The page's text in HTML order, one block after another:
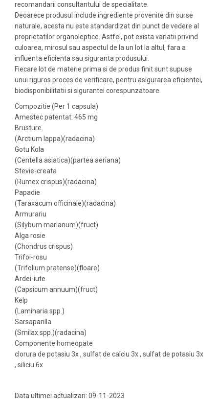
recomandarii consultantului de specialitate.
Deoarece produsul include ingrediente provenite din surse
naturale, acesta nu este standardizat din punct de vedere al
proprietatilor organoleptice. Astfel, pot exista variatii privind
culoarea, mirosul sau aspectul de la un lot la altul, fara a
influenta eficienta sau siguranta produsului.
Fiecare lot de materie prima si de produs finit sunt supuse
unui riguros proces de verificare, pentru asigurarea eficientei,
biodisponibilitatii si sigurantei corespunzatoare.
Compozitie (Per 1 capsula)
Amestec patentat: 465 mg
Brusture
(Arctium lappa)(radacina)
Gotu Kola
(Centella asiatica)(partea aeriana)
Stevie-creata
(Rumex crispus)(radacina)
Papadie
(Taraxacum officinale)(radacina)
Armurariu
(Silybum marianum)(fruct)
Alga rosie
(Chondrus crispus)
Trifoi-rosu
(Trifolium pratense)(floare)
Ardei-iute
(Capsicum annuum)(fruct)
Kelp
(Laminaria spp.)
Sarsaparilla
(Smilax spp.)(radacina)
Componente homeopate
clorura de potasiu 3x , sulfat de calciu 3x , sulfat de potasiu 3x
, siliciu 6x
Data ultimei actualizari: 09-11-2023